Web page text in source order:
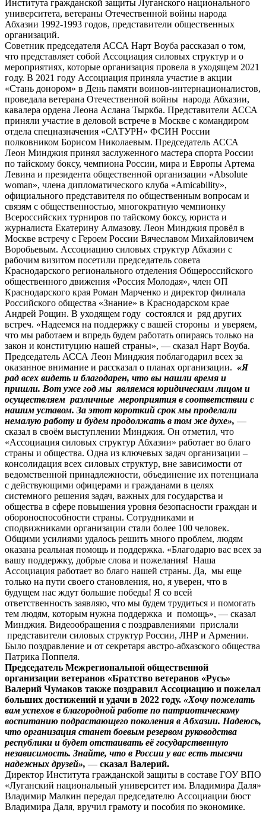
Института гражданской защиты Луганского национального
университета, ветераны Отечественной войны народа
Абхазии 1992-1993 годов, представители общественных
организаций.
Советник председателя АССА Нарт Воуба рассказал о том,
что представляет собой Ассоциация силовых структур и о
мероприятиях, которые организация провела в уходящем 2021
году. В 2021 году Ассоциация приняла участие в акции
«Стань донором» в День памяти воинов-интернационалистов,
проведала ветерана Отечественной войны народа Абхазии,
кавалера ордена Леона Аслана Тыркба. Представители АССА
приняли участие в деловой встрече в Москве с командиром
отдела спецназначения «САТУРН» ФСИН России
полковником Борисом Николаевым. Председатель АССА
Леон Минджия принял заслуженного мастера спорта России
по тайскому боксу, чемпиона России, мира и Европы Артема
Левина и президента общественной организации «Absolute
woman», члена дипломатического клуба «Аmicability»,
официального представителя по общественным вопросам и
связям с общественностью, многократную чемпионку
Всероссийских турниров по тайскому боксу, юриста и
журналиста Екатерину Алмазову. Леон Минджия провёл в
Москве встречу с Героем России Вячеславом Михайловичем
Воробьевым. Ассоциацию силовых структур Абхазии с
рабочим визитом посетили председатель совета
Краснодарского регионального отделения Общероссийского
общественного движения «Россия Молодая», член ОП
Краснодарского края Роман Марченко и директор филиала
Российского общества «Знание» в Краснодарском крае
Андрей Рощин. В уходящем году состоялся и ряд других
встреч. «Надеемся на поддержку с вашей стороны и уверяем,
что мы работаем и впредь будем работать опираясь только на
закон и конституцию нашей страны», — сказал Нарт Воуба.
Председатель АССА Леон Минджия поблагодарил всех за
оказанное внимание и рассказал о планах организации. «Я
рад всех видеть и благодарен, что вы нашли время и
пришли. Вот уже год мы являемся юридическим лицом и
осуществляем различные мероприятия в соответствии с
нашим уставом. За этот короткий срок мы проделали
немалую работу и будем продолжать в том же духе», —
сказал в своём выступлении Минджия. Он отметил, что
«Ассоциация силовых структур Абхазии» работает во благо
страны и общества. Одна из ключевых задач организации –
консолидация всех силовых структур, вне зависимости от
ведомственной принадлежности, объединение их потенциала
с действующими офицерами и гражданами в целях
системного решения задач, важных для государства и
общества в сфере повышения уровня безопасности граждан и
обороноспособности страны. Сотрудниками и
сподвижниками организации стали более 100 человек.
Общими усилиями удалось решить много проблем, людям
оказана реальная помощь и поддержка. «Благодарю вас всех за
вашу поддержку, добрые слова и пожелания! Наша
Ассоциация работает во благо нашей страны. Да, мы еще
только на пути своего становления, но, я уверен, что в
будущем нас ждут большие победы! Я со всей
ответственность заявляю, что мы будем трудиться и помогать
тем людям, которым нужна поддержка и помощь», — сказал
Минджия. Видеообращения с поздравлениями прислали
представители силовых структур России, ЛНР и Армении.
Было поздравление и от секретаря австро-абхазского общества
Патрика Поппеля.
Председатель Межрегиональной общественной
организации ветеранов «Братство ветеранов «Русь»
Валерий Чумаков также поздравил Ассоциацию и пожелал
больших достижений и удачи в 2022 году. «Хочу пожелать
вам успехов в благородной работе по патриотическому
воспитанию подрастающего поколения в Абхазии. Надеюсь,
что организация станет боевым резервом руководства
республики и будет отстаивать её государственную
независимость. Знайте, что в России у вас есть тысячи
надежных друзей», — сказал Валерий.
Директор Института гражданской защиты в составе ГОУ ВПО
«Луганский национальный университет им. Владимира Даля»
Владимир Малкин передал председателю Ассоциации бюст
Владимира Даля, вручил грамоту и пособия по экономике.